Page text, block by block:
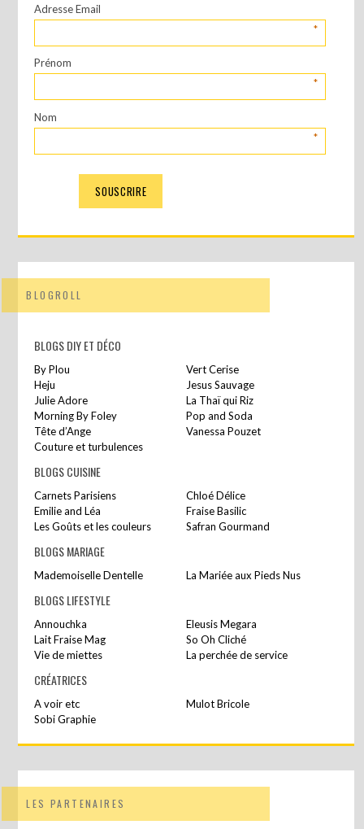
Adresse Email
*
Prénom
*
Nom
*
BLOGROLL
BLOGS DIY ET DÉCO
By Plou
Vert Cerise
Heju
Jesus Sauvage
Julie Adore
La Thaï qui Riz
Morning By Foley
Pop and Soda
Tête d’Ange
Vanessa Pouzet
Couture et turbulences
BLOGS CUISINE
Carnets Parisiens
Chloé Délice
Emilie and Léa
Fraise Basilic
Les Goûts et les couleurs
Safran Gourmand
BLOGS MARIAGE
Mademoiselle Dentelle La Mariée aux Pieds Nus
BLOGS LIFESTYLE
Annouchka
Eleusis Megara
Lait Fraise Mag
So Oh Cliché
Vie de miettes
La perchée de service
CRÉATRICES
A voir etc
Mulot Bricole
Sobi Graphie
LES PARTENAIRES